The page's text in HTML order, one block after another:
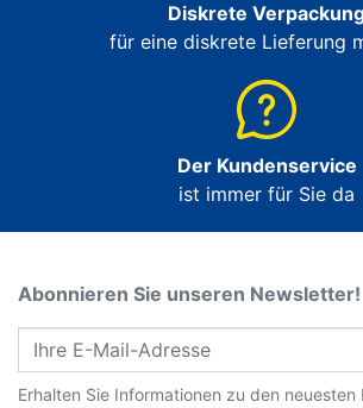
Diskrete
für eine diskrete Lieferung
Der Kundenservice
ist immer für Sie da
Abonnieren Sie unseren Newsletter!
Erhalten Sie Informationen zu den